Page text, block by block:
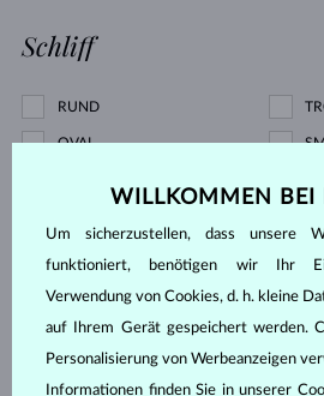
Schliff
RUND
OVAL
Perlenart
WILLKOMMEN BEI
Um sicherzustellen, dass unsere
funktioniert, benötigen wir Ihr
Verwendung von Cookies, d. h. kleine
auf Ihrem Gerät gespeichert werden.
Personalisierung von Werbeanzeigen
Informationen finden Sie in unserer